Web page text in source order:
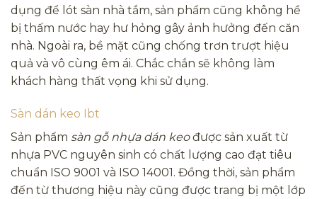
dụng để lót sàn nhà tắm, sản phẩm cũng không hề
bị thấm nước hay hư hỏng gây ảnh hưởng đến căn
nhà. Ngoài ra, bề mặt cũng chống trơn trượt hiệu
quả và vô cùng êm ái. Chắc chắn sẽ không làm
khách hàng thất vọng khi sử dụng.
Sàn dán keo Ibt
Sản phẩm sàn gỗ nhựa dán keođược sản xuất từ
nhựa PVC nguyên sinh có chất lượng cao đạt tiêu
chuẩn ISO 9001 và ISO 14001. Đồng thời, sản phẩm
đến từ thương hiệu này cũng được trang bị một lớp